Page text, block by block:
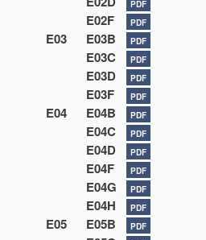
PDF
E02F PDF
E03 E03B PDF
E03C PDF
E03D PDF
E03F PDF
E04 E04B PDF
E04C PDF
E04D PDF
E04F PDF
E04G PDF
E04H PDF
E05 E05B PDF